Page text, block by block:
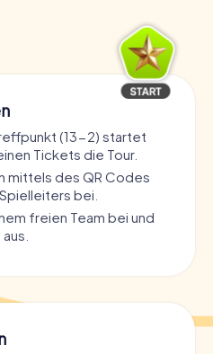
(13-2) startet
Tickets die Tour.
mittels des QR Codes
bei.
freien Team bei und